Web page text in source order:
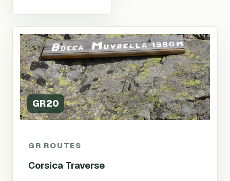
GR20
GR ROUTES
Corsica Traverse